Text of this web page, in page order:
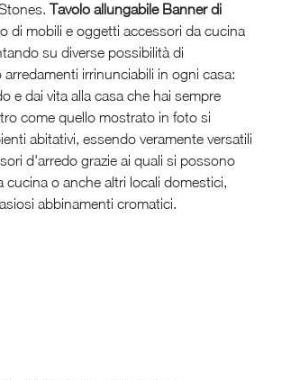
Tavolo allungabile Banner di
di mobili e oggetti accessori da cucina
su diverse possibilità di
irrinunciabili in ogni casa:
e dai vita alla casa che hai sempre
come quello mostrato in foto si
abitativi, essendo veramente versatili
d'arredo grazie ai quali si possono
o anche altri locali domestici,
abbinamenti cromatici.